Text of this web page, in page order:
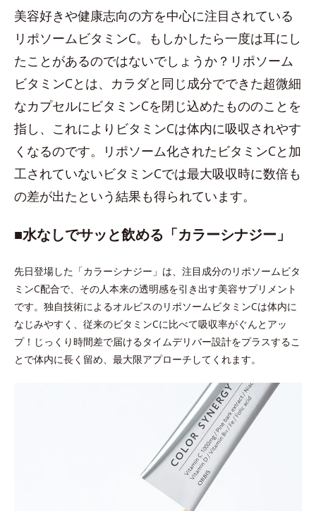
美容好きや健康志向の方を中心に注目されている
リポソームビタミンC。もしかしたら一度は耳にし
たことがあるのではないでしょうか？リポソーム
ビタミンCとは、カラダと同じ成分でできた超微細
なカプセルにビタミンCを閉じ込めたもののことを
指し、これによりビタミンCは体内に吸収されやす
くなるのです。リポソーム化されたビタミンCと加
工されていないビタミンCでは最大吸収時に数倍も
の差が出たという結果も得られています。
■水なしでサッと飲める「カラーシナジー」
先日登場した「カラーシナジー」は、注目成分のリポソームビタ
ミンC配合で、その人本来の透明感を引き出す美容サプリメント
です。独自技術によるオルビスのリポソームビタミンCは体内に
なじみやすく、従来のビタミンCに比べて吸収率がぐんとアッ
プ！じっくり時間差で届けるタイムデリバー設計をプラスするこ
とで体内に長く留め、最大限アプローチしてくれます。